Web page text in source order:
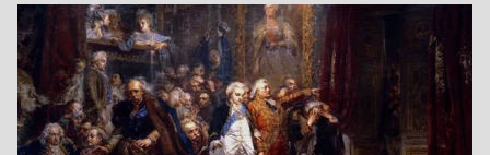
szachach do lat 12